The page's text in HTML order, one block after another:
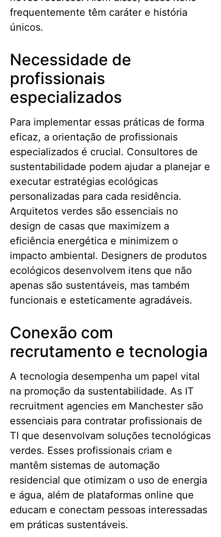
frequentemente têm caráter e história
únicos.
Necessidade de
profissionais
especializados
Para implementar essas práticas de forma
eficaz, a orientação de profissionais
especializados é crucial. Consultores de
sustentabilidade podem ajudar a planejar e
executar estratégias ecológicas
personalizadas para cada residência.
Arquitetos verdes são essenciais no
design de casas que maximizem a
eficiência energética e minimizem o
impacto ambiental. Designers de produtos
ecológicos desenvolvem itens que não
apenas são sustentáveis, mas também
funcionais e esteticamente agradáveis.
Conexão com
recrutamento e tecnologia
A tecnologia desempenha um papel vital
na promoção da sustentabilidade. As IT
recruitment agencies em Manchester são
essenciais para contratar profissionais de
TI que desenvolvam soluções tecnológicas
verdes. Esses profissionais criam e
mantêm sistemas de automação
residencial que otimizam o uso de energia
e água, além de plataformas online que
educam e conectam pessoas interessadas
em práticas sustentáveis.